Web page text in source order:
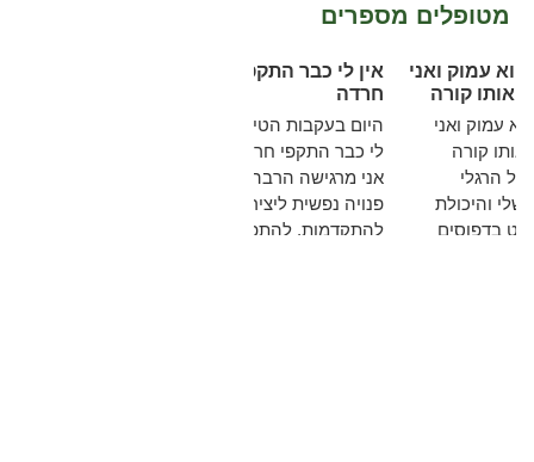
מטופלים מספרים
אין לי כבר התקפי
היום בעקבות הטיפול אין
לי כבר התקפי חרדה.
אני מרגישה הרבה יותר
פנויה נפשית ליצירה,
להתקדמות, להתפתחות
השינוי הוא עמוק ואני
מרגישה אותו קורה
השינוי הוא עמוק ואני
מרגישה אותו קורה
ומשפיע על הרגלי
האכילה שלי והיכולת
שלי לשלוט בדפוסים